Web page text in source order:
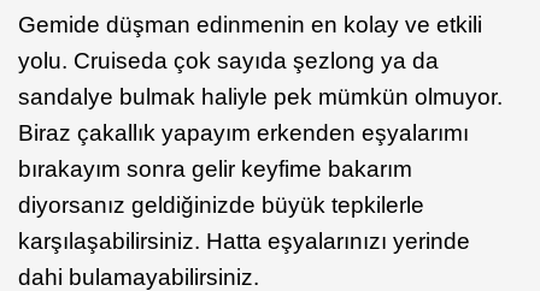
Gemide düşman edinmenin en kolay ve etkili
yolu. Cruiseda çok sayıda şezlong ya da
sandalye bulmak haliyle pek mümkün olmuyor.
Biraz çakallık yapayım erkenden eşyalarımı
bırakayım sonra gelir keyfime bakarım
diyorsanız geldiğinizde büyük tepkilerle
karşılaşabilirsiniz. Hatta eşyalarınızı yerinde
dahi bulamayabilirsiniz.